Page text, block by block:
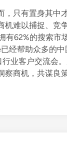
，只有置身其中
机难以捕捉、竞
有62%的搜索市
经帮助众多的中
业客户交流会
商机，共谋良策